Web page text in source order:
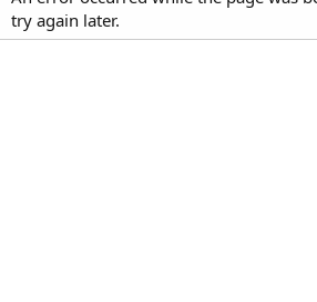
try again later.